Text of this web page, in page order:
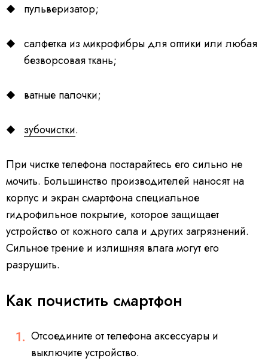
пульверизатор;
салфетка из микрофибры для оптики или любая
безворсовая ткань;
ватные палочки;
зубочистки.
При чистке телефона постарайтесь его сильно не
мочить. Большинство производителей наносят на
корпус и экран смартфона специальное
гидрофильное покрытие, которое защищает
устройство от кожного сала и других загрязнений.
Сильное трение и излишняя влага могут его
разрушить.
Как почистить смартфон
Отсоедините от телефона аксессуары и
выключите устройство.